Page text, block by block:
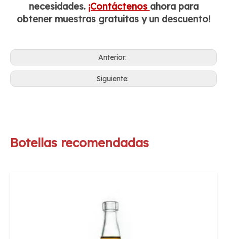
necesidades. ¡Contáctenos ahora para
obtener muestras gratuitas y un descuento!
Anterior:
Siguiente:
Botellas recomendadas